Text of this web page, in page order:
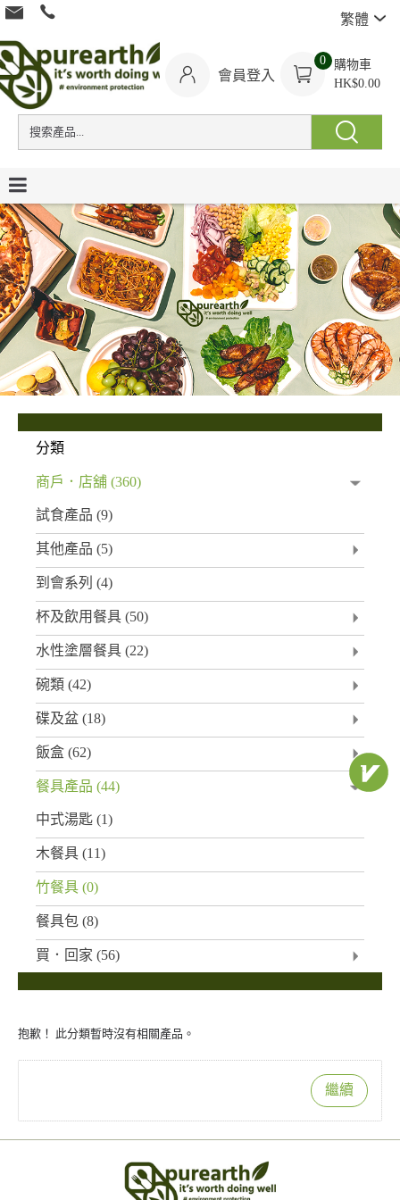
繁體
會員登入
0
購物車
HK$0.00
分類
商戶．店舖 (360)
試食產品 (9)
其他產品 (5)
到會系列 (4)
杯及飲用餐具 (50)
水性塗層餐具 (22)
碗類 (42)
碟及盆 (18)
飯盒 (62)
餐具產品 (44)
中式湯匙 (1)
木餐具 (11)
竹餐具 (0)
餐具包 (8)
買．回家 (56)
抱歉！ 此分類暫時沒有相關產品。
繼續